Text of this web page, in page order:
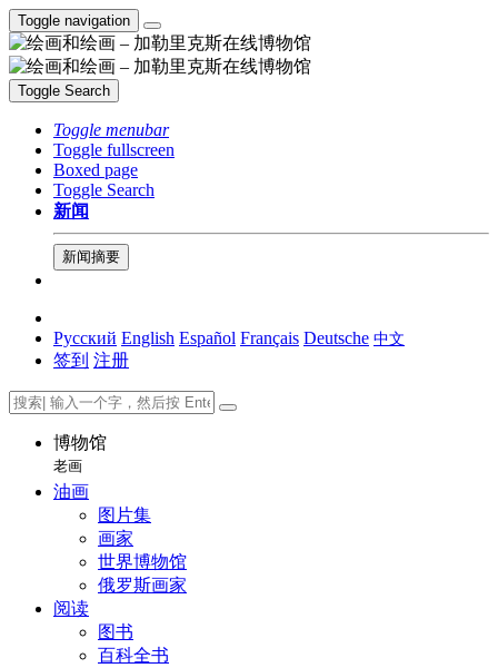
Toggle navigation
Toggle Search
Toggle menubar
Toggle fullscreen
Boxed page
Toggle Search
新闻
新闻摘要
Русский English Español Français Deutsche 中文
签到 注册
博物馆
老画
油画
图片集
画家
世界博物馆
俄罗斯画家
阅读
图书
百科全书